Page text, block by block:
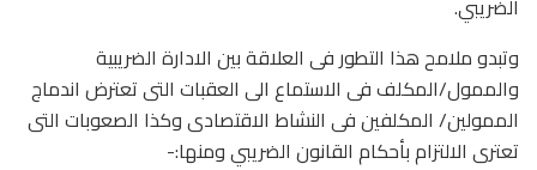
وتبدو ملامح هذا التطور فى العلاقة بين الادارة الضريبية
والممول/المكلف فى الاستماع الى العقبات التى تعترض اندماج
الممولين/ المكلفين فى النشاط الاقتصادى وكذا الصعوبات التى
تعترى الالتزام بأحكام القانون الضريبي ومنها:-